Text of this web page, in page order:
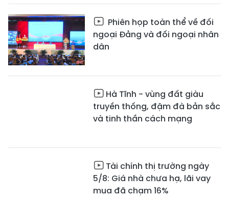
Phiên họp toàn thể về đối
ngoại Đảng và đối ngoại nhân
dân
Hà Tĩnh - vùng đất giàu
truyền thống, đậm đà bản sắc
và tinh thần cách mạng
Tài chính thị trường ngày
5/8: Giá nhà chưa hạ, lãi vay
mua đã chạm 16%